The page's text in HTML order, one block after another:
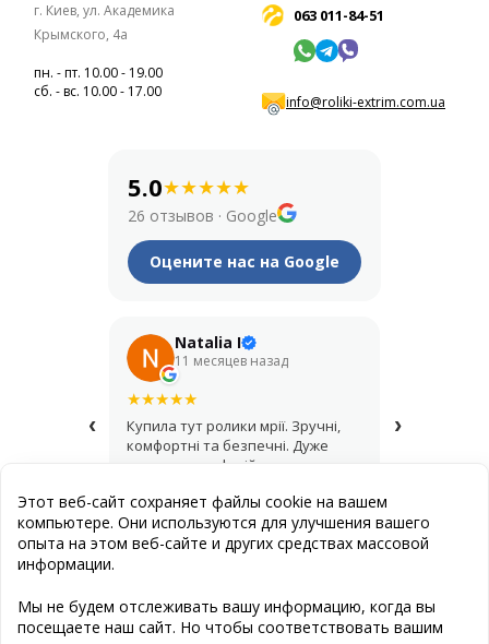
г. Киев, ул. Академика
Крымского, 4а
пн. - пт. 10.00 - 19.00
сб. - вс. 10.00 - 17.00
063 011-84-51
info@roliki-extrim.com.ua
5.0★★★★★
26 отзывов · Google
Оцените нас на Google
‹
Natalia I
11 месяцев назад
★★★★★
Купила тут ролики мрії. Зручні,
комфортні та безпечні. Дуже
дякую за професійну
вибором.
›
Публичная оферта
Этот веб-сайт сохраняет файлы cookie на вашем
компьютере. Они используются для улучшения вашего
опыта на этом веб-сайте и других средствах массовой
информации.
Мы не будем отслеживать вашу информацию, когда вы
посещаете наш сайт. Но чтобы соответствовать вашим